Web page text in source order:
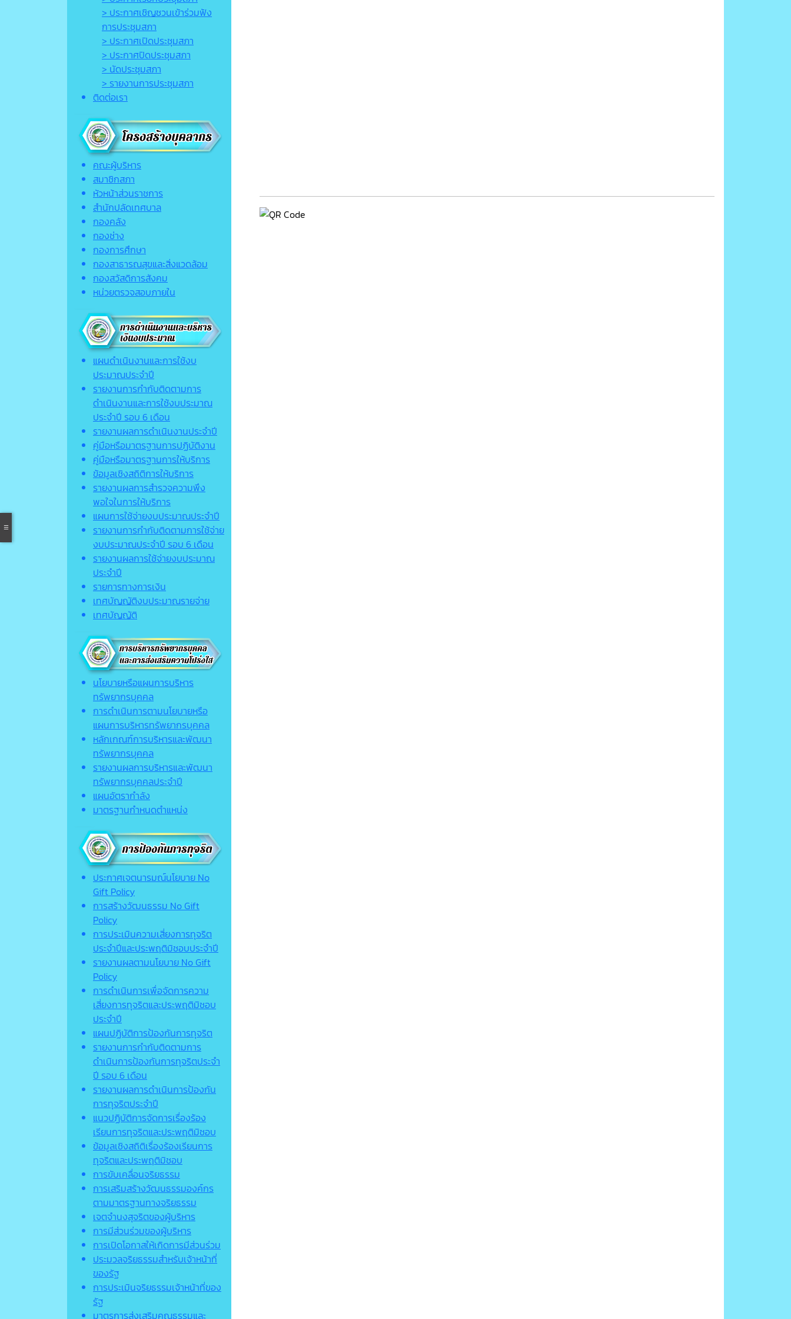
> ประกาศเชิญชวนเข้าร่วมฟัง
การประชุมสภา
> ประกาศเปิดประชุมสภา
> ประกาศปิดประชุมสภา
> นัดประชุมสภา
> รายงานการประชุมสภา
ติดต่อเรา
คณะผู้บริหาร
สมาชิกสภา
หัวหน้าส่วนราชการ
สำนักปลัดเทศบาล
กองคลัง
กองช่าง
กองการศึกษา
กองสาธารณสุขและสิ่งแวดล้อม
กองสวัสดิการสังคม
หน่วยตรวจสอบภายใน
แผนดำเนินงานและการใช้งบ
ประมาณประจำปี
รายงานการกำกับติดตามการ
ดำเนินงานและการใช้งบประมาณ
ประจำปี รอบ 6 เดือน
รายงานผลการดำเนินงานประจำปี
คู่มือหรือมาตรฐานการปฏิบัติงาน
คู่มือหรือมาตรฐานการให้บริการ
ข้อมูลเชิงสถิติการให้บริการ
รายงานผลการสำรวจความพึง
พอใจในการให้บริการ
แผนการใช้จ่ายงบประมาณประจำปี
รายงานการกำกับติดตามการใช้จ่าย
งบประมาณประจำปี รอบ 6 เดือน
รายงานผลการใช้จ่ายงบประมาณ
ประจำปี
รายการทางการเงิน
เทศบัญญัติงบประมาณรายจ่าย
เทศบัญญัติ
นโยบายหรือแผนการบริหาร
ทรัพยากรบุคคล
การดำเนินการตามนโยบายหรือ
แผนการบริหารทรัพยากรบุคคล
หลักเกณฑ์การบริหารและพัฒนา
ทรัพยากรบุคคล
รายงานผลการบริหารและพัฒนา
ทรัพยากรบุคคลประจำปี
แผนอัตรากำลัง
มาตรฐานกำหนดตำแหน่ง
ประกาศเจตนารมณ์นโยบาย No
Gift Policy
การสร้างวัฒนธรรม No Gift
Policy
การประเมินความเสี่ยงการทุจริต
ประจำปีและประพฤติมิชอบประจำปี
รายงานผลตามนโยบาย No Gift
Policy
การดำเนินการเพื่อจัดการความ
เสี่ยงการทุจริตและประพฤติมิชอบ
ประจำปี
แผนปฏิบัติการป้องกันการทุจริต
รายงานการกำกับติดตามการ
ดำเนินการป้องกันการทุจริตประจำ
ปี รอบ 6 เดือน
รายงานผลการดำเนินการป้องกัน
การทุจริตประจำปี
แนวปฏิบัติการจัดการเรื่องร้อง
เรียนการทุจริตและประพฤติมิชอบ
ข้อมูลเชิงสถิติเรื่องร้องเรียนการ
ทุจริตและประพฤติมิชอบ
การขับเคลื่อนจริยธรรม
การเสริมสร้างวัฒนธรรมองค์กร
ตามมาตรฐานทางจริยธรรม
เจตจํานงสุจริตของผู้บริหาร
การมีส่วนร่วมของผู้บริหาร
การเปิดโอกาสให้เกิดการมีส่วนร่วม
ประมวลจริยธรรมสำหรับเจ้าหน้าที่
ของรัฐ
การประเมินจริยธรรมเจ้าหน้าที่ของ
รัฐ
มาตรการส่งเสริมคุณธรรมและ